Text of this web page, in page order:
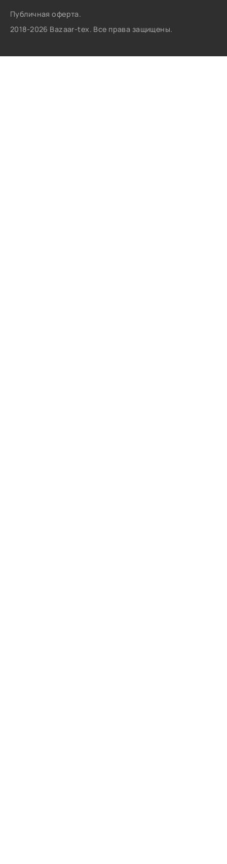
Публичная оферта.
2018-2026 Bazaar-tex. Все права защищены.